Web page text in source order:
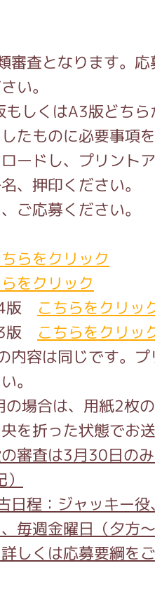
審査となります。
い。
しくはA3版どち
たものに必要事項
ードし、プリント
、押印ください。
ご応募ください。
らをクリック
をクリック
版 こちらをクリッ
版 こちらをクリッ
容は同じです。プ
。
場合は、用紙2枚
を折った状態でお
審査は3月30日の
程：ジャッキー
毎週金曜日（夕方
しくは応募要綱を
ーズ！
しょくいんしつ
家庭科部